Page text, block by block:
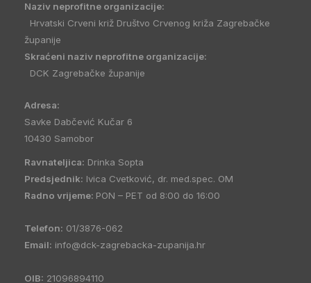
Naziv neprofitne organizacije:
Hrvatski Crveni križ Društvo Crvenog križa Zagrebačke
županije
Skraćeni naziv neprofitne organizacije:
DCK Zagrebačke županije
Adresa:
Savke Dabčević Kučar 6
10430 Samobor
Ravnateljica: Drinka Sopta
Predsjednik: Ivica Cvetković, dr. med.spec. OM
Radno vrijeme: PON – PET od 8:00 do 16:00
Telefon: 01/3876-062
Email: info@dck-zagrebacka-zupanija.hr
OIB: 21096894110